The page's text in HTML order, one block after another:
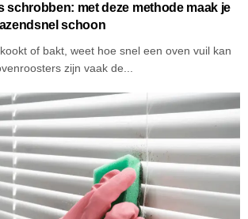
schrobben: met deze methode maak je
schoon
of bakt, weet hoe snel een oven vuil kan
zijn vaak de...